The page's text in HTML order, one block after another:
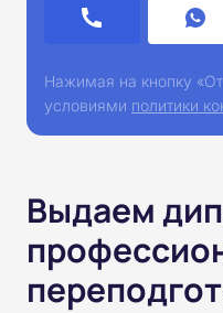
Нажимая на кнопку
условиями политики
Выдаем